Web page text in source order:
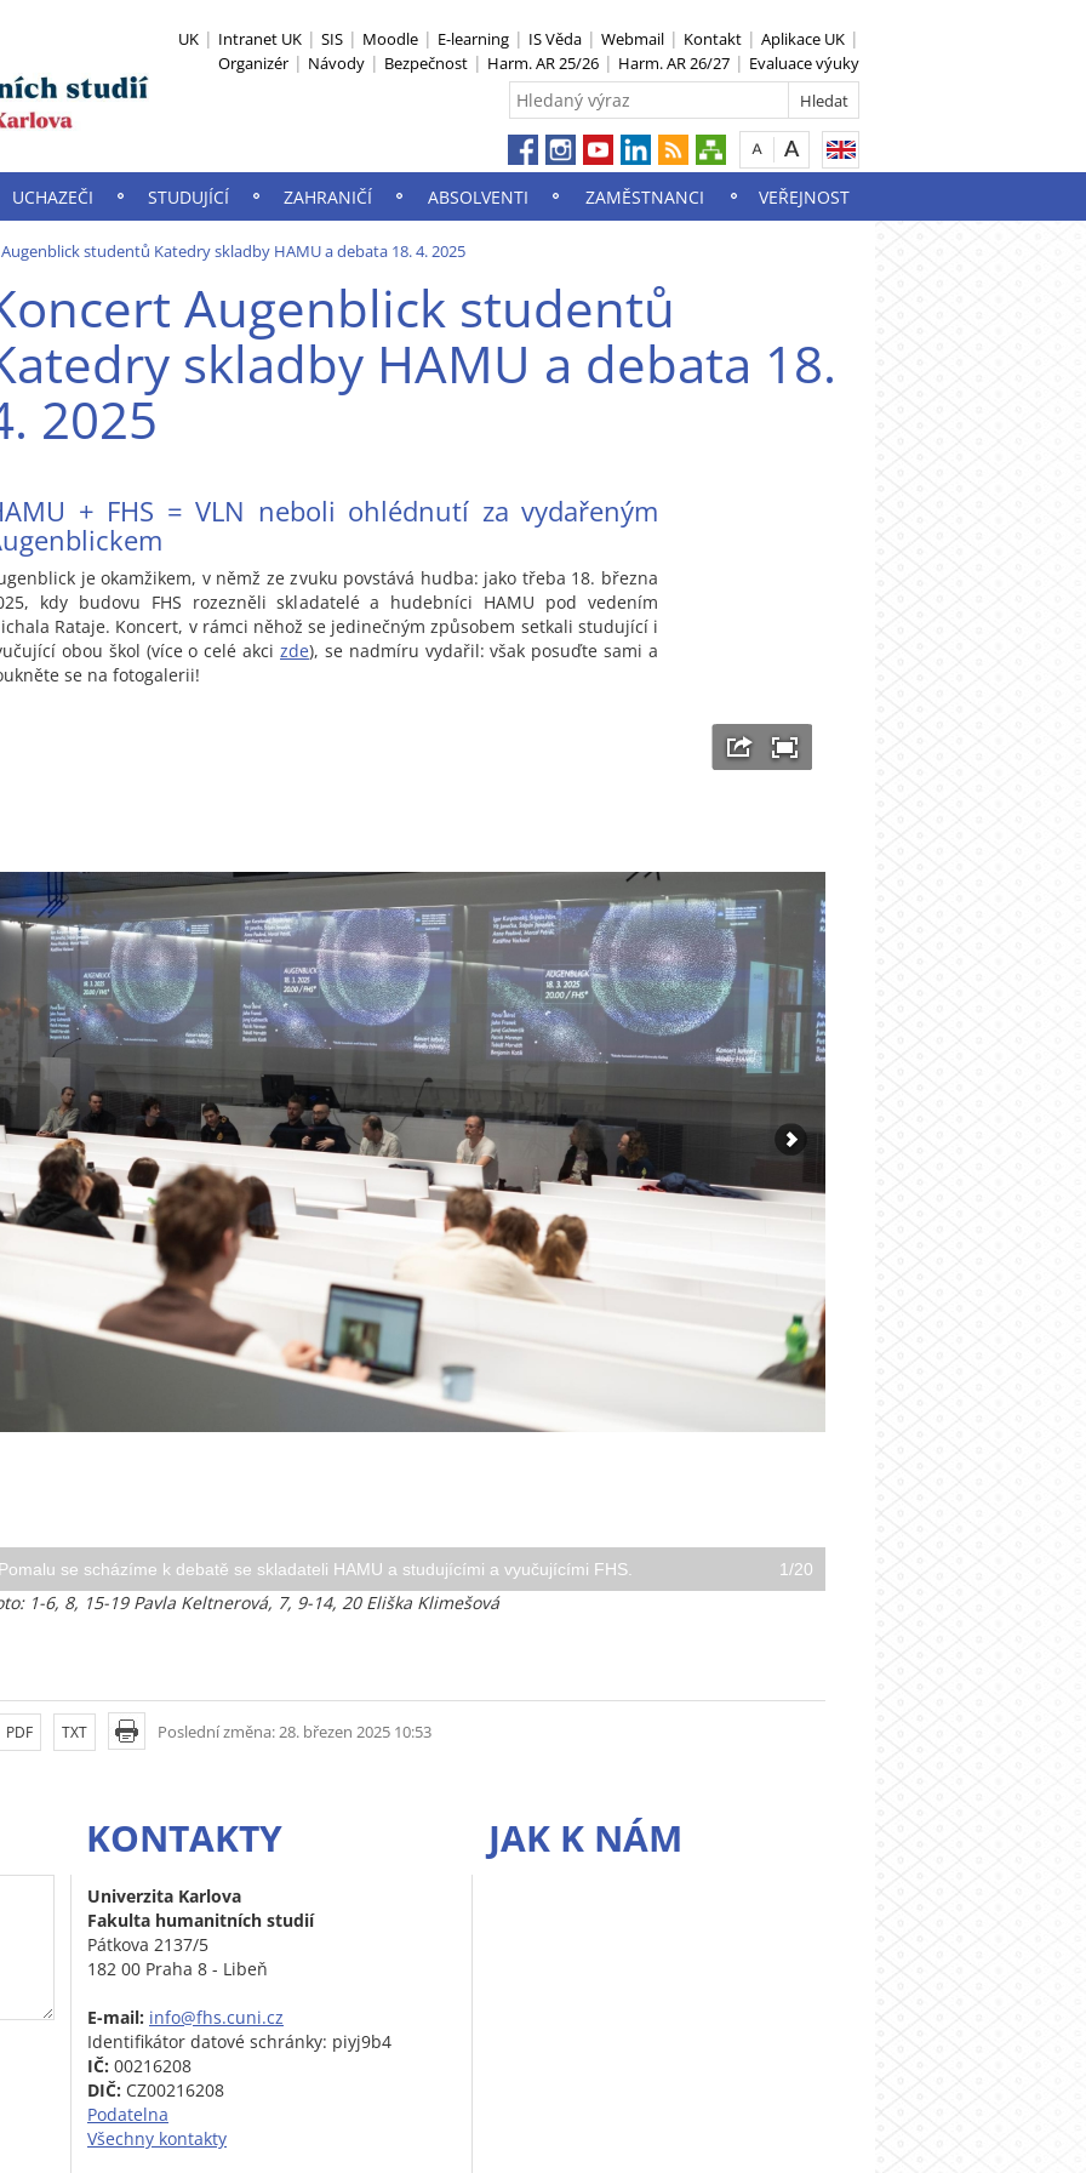
UK Intranet UK SIS Moodle E-learning IS Věda Webmail Kontakt
Aplikace UK
Organizér
Návody Bezpečnost Harm. AR 25/26 Harm. AR 26/27 Evaluace výuky
UCHAZEČI STUDUJÍCÍ ZAHRANIČÍ ABSOLVENTI ZAMĚSTNANCI VEŘEJNOST
studentů Katedry skladby HAMU a debata 18. 4. 2025
Augenblick studentů
skladby HAMU a debata 18.
2025
+ FHS = VLN neboli ohlédnutí za vydařeným
je okamžikem, v němž ze zvuku povstává hudba: jako třeba 18. března
kdy budovu FHS rozezněli skladatelé a hudebníci HAMU pod vedením
Rataje. Koncert, v rámci něhož se jedinečným způsobem setkali studující i
obou škol (více o celé akci zde), se nadmíru vydařil: však posuďte sami a
se na fotogalerii!
1/20
se scházíme k debatě se skladateli HAMU a studujícími a vyučujícími FHS.
1-6, 8, 15-19 Pavla Keltnerová, 7, 9-14, 20 Eliška Klimešová
Poslední změna: 28. březen 2025 10:53
PDF TXT
KONTAKTY
Univerzita Karlova
Fakulta humanitních studií
Pátkova 2137/5
182 00 Praha 8 - Libeň
E-mail: info@fhs.cuni.cz
Identifikátor datové schránky: piyj9b4
IČ: 00216208
DIČ: CZ00216208
Podatelna
Všechny kontakty
JAK K NÁM